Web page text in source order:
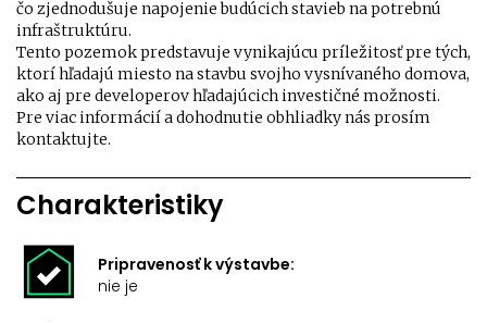
čo zjednodušuje napojenie budúcich stavieb na potrebnú
infraštruktúru.
Tento pozemok predstavuje vynikajúcu príležitosť pre tých,
ktorí hľadajú miesto na stavbu svojho vysnívaného domova,
ako aj pre developerov hľadajúcich investičné možnosti.
Pre viac informácií a dohodnutie obhliadky nás prosím
kontaktujte.
Charakteristiky
Pripravenosť k výstavbe:
nie je